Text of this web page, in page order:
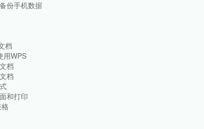
位并备份手机数据
制作文档
免费使用WPS
协议书文档
和编辑文档
文档格式
档页面和打印
编辑表格
何混排